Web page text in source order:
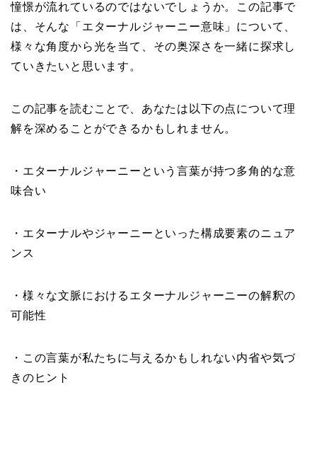
憧憬が流れているのではないでしょうか。この記事で
は、そんな「エターナルジャーニー意味」について、
様々な角度から光を当て、その奥深さを一緒に探求し
ていきたいと思います。
この記事を読むことで、あなたは以下の点について理
解を深めることができるかもしれません。
・エターナルジャーニーという言葉が持つ多角的な意
味合い
・エターナルやジャーニーといった構成要素のニュア
ンス
・様々な文脈におけるエターナルジャーニーの解釈の
可能性
・この言葉が私たちに与えるかもしれない内省や気づ
きのヒント